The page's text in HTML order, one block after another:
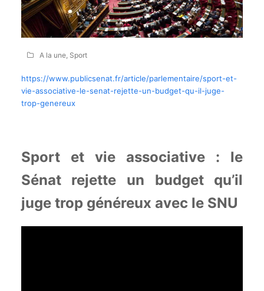
A la une, Sport
https://www.publicsenat.fr/article/parlementaire/sport-et-
vie-associative-le-senat-rejette-un-budget-qu-il-juge-
trop-genereux
Sport et vie associative : le
Sénat rejette un budget qu’il
juge trop généreux avec le SNU